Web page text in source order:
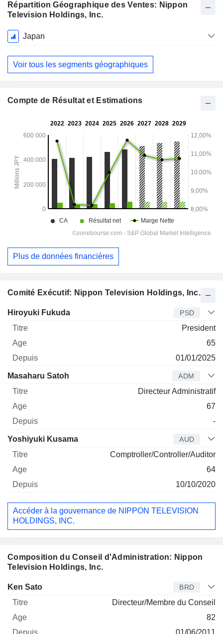
Répartition Géographique des Ventes: Nippon
Television Holdings, Inc.
Période
Fiscale:
Mars
Japan
Voir tous les segments géographiques
Comité Exécutif: Nippon Television Holdings, Inc.
Dirigeant Titre Age
Hiroyuki Fukuda PSD
President
65
01/01/2025
Masaharu Satoh ADM
Directeur Administratif
67
-
Yoshiyuki Kusama AUD
Comptroller/Controller/Auditor
64
10/10/2020
Accéder à la gouvernance de NIPPON TELEVISION
HOLDINGS, INC.
Composition du Conseil d'Administration: Nippon
Television Holdings, Inc.
Administrateur
Ken Sato BRD
Directeur/Membre du Conseil
82
01/06/2011
Compte de Résultat et Estimations
Plus de données financières